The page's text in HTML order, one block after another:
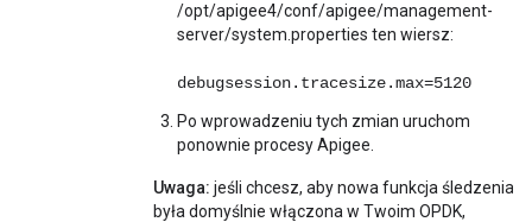
/opt/apigee4/conf/apigee/management-
server/system.properties ten wiersz:
debugsession.tracesize.max=5120
Po wprowadzeniu tych zmian uruchom
ponownie procesy Apigee.
Uwaga: jeśli chcesz, aby nowa funkcja śledzenia
była domyślnie włączona w Twoim OPDK,